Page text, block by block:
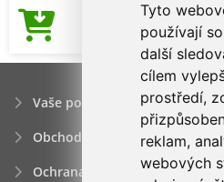
Tyto
používají
další
cílem
prostředí,
reklam,
webových
Vaše poptávka
Obchodní podmínky
Ochrana osobních údajú